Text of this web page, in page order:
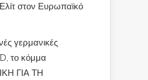
στον Ευρωπαϊκό
γερμανικές
το κόμμα
ΓΙΑ ΤΗ